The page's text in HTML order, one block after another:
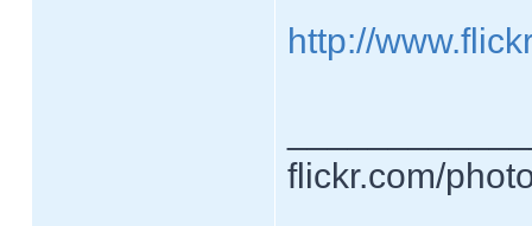
http://
flickr.com/